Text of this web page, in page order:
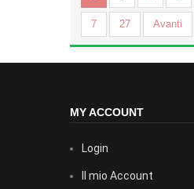
7 27 Avanti
MY ACCOUNT
Login
Il mio Account